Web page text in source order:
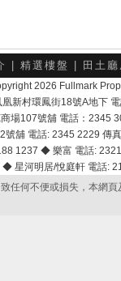
精選樓盤 田土
2026 Fullmark
凰新村環鳳街18號A地下
場107號舖 電話：2345
號舖 電話: 2345 2229
1237 ◆ 樂富 電話:
◆ 星河明居/悅庭軒 電話
任何不便或損失，本網